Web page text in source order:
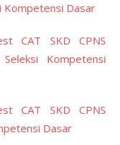
Kompetensi Dasar
CAT SKD CPNS
Kompetensi
CAT SKD CPNS
Dasar